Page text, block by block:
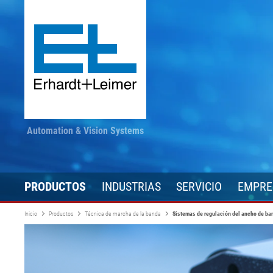
PRODUCTOS
Técnica de
INDUSTRIAS
Converting
SERVICIO
Automation & Vision Systems
Inicio Productos Técnica de marcha de la banda Sistemas de regulación del ancho de